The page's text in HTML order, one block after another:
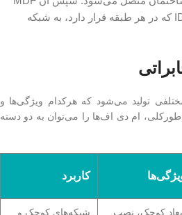
این خطوط را از طریق IDF که در هر طبقه قرار دارد، به شبکه
تولید می‌شود که هرکدام ویژگی‌ها و
ام دی اف‌ها را می‌توان به دو دسته
کاربرد
کوچک، نصب
شبکه‌های کوچک و